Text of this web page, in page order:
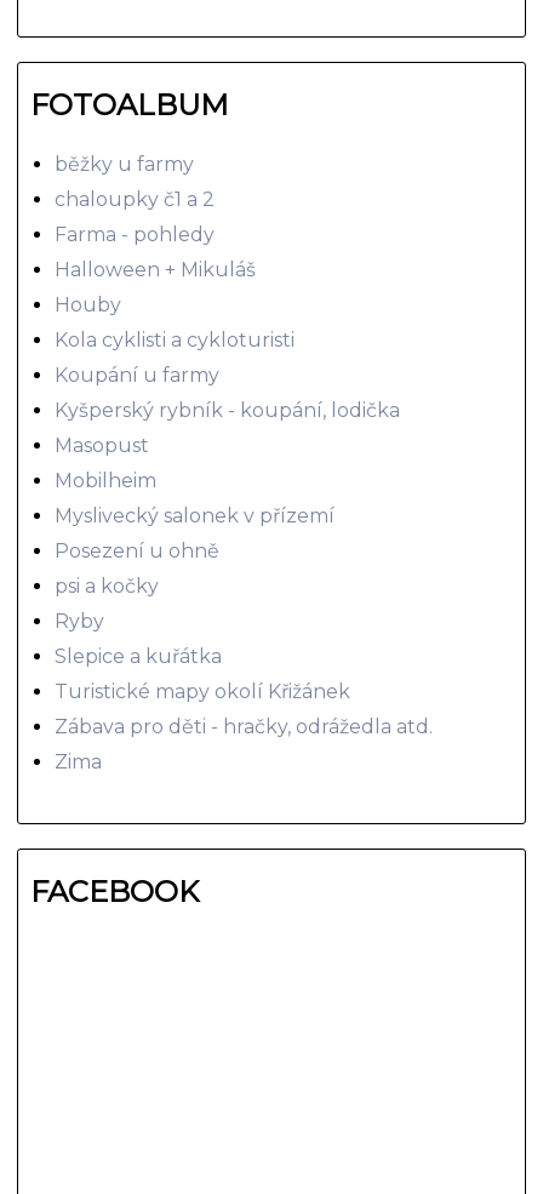
FOTOALBUM
běžky u farmy
chaloupky č1 a 2
Farma - pohledy
Halloween + Mikuláš
Houby
Kola cyklisti a cykloturisti
Koupání u farmy
Kyšperský rybník - koupání, lodička
Masopust
Mobilheim
Myslivecký salonek v přízemí
Posezení u ohně
psi a kočky
Ryby
Slepice a kuřátka
Turistické mapy okolí Křižánek
Zábava pro děti - hračky, odrážedla atd.
Zima
FACEBOOK